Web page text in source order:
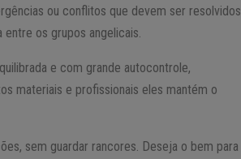
ou conflitos que devem ser resolvidos
os grupos angelicais.
e com grande autocontrole,
materiais e profissionais eles mantém o
sem guardar rancores. Deseja o bem para